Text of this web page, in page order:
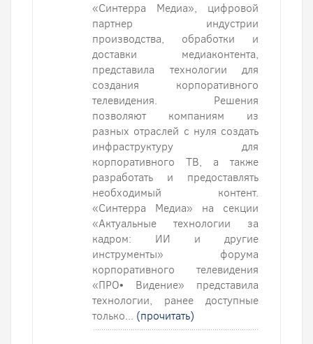
«Синтерра Медиа», цифровой
партнер индустрии
производства, обработки и
доставки медиаконтента,
представила технологии для
создания корпоративного
телевидения. Решения
позволяют компаниям из
разных отраслей с нуля создать
инфраструктуру для
корпоративного ТВ, а также
разработать и предоставлять
необходимый контент.
«Синтерра Медиа» на секции
«Актуальные технологии за
кадром: ИИ и другие
инструменты» форума
корпоративного телевидения
«ПРО• Видение» представила
технологии, ранее доступные
только... (прочитать)